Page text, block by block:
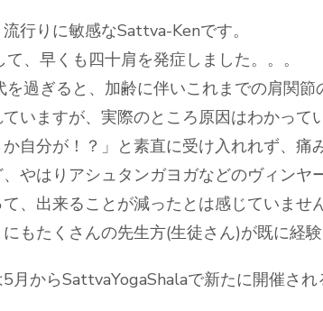
行りに敏感なSattva-Kenです。
、早くも四十肩を発症しました。。。
を過ぎると、加齢に伴いこれまでの肩関
いますが、実際のところ原因はわかって
自分が！？」と素直に受け入れれず、痛
やはりアシュタンガヨガなどのヴィンヤ
、出来ることが減ったとは感じていませ
もたくさんの先生方(生徒さん)が既に経
月からSattvaYogaShalaで新たに開催され